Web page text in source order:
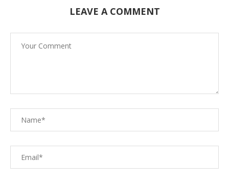
LEAVE A COMMENT